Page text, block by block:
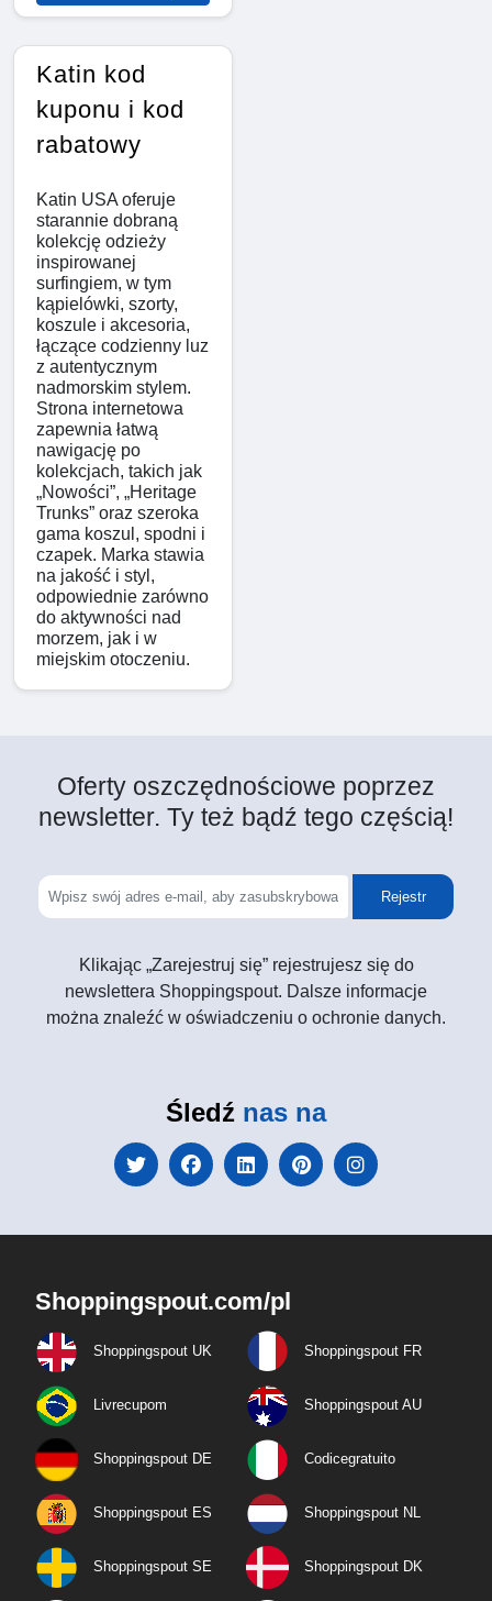
Katin kod
kuponu i kod
rabatowy
Katin USA oferuje
starannie dobraną
kolekcję odzieży
inspirowanej
surfingiem, w tym
kąpielówki, szorty,
koszule i akcesoria,
łączące codzienny luz
z autentycznym
nadmorskim stylem.
Strona internetowa
zapewnia łatwą
nawigację po
kolekcjach, takich jak
„Nowości”, „Heritage
Trunks” oraz szeroka
gama koszul, spodni i
czapek. Marka stawia
na jakość i styl,
odpowiednie zarówno
do aktywności nad
morzem, jak i w
miejskim otoczeniu.
Oferty oszczędnościowe poprzez
newsletter. Ty też bądź tego częścią!
Rejestr
Klikając „Zarejestruj się” rejestrujesz się do
newslettera Shoppingspout. Dalsze informacje
można znaleźć w oświadczeniu o ochronie danych.
Śledź nas na
Shoppingspout.com/pl
Shoppingspout UK Shoppingspout FR
Livrecupom Shoppingspout AU
Shoppingspout DE Codicegratuito
Shoppingspout ES Shoppingspout NL
Shoppingspout SE Shoppingspout DK